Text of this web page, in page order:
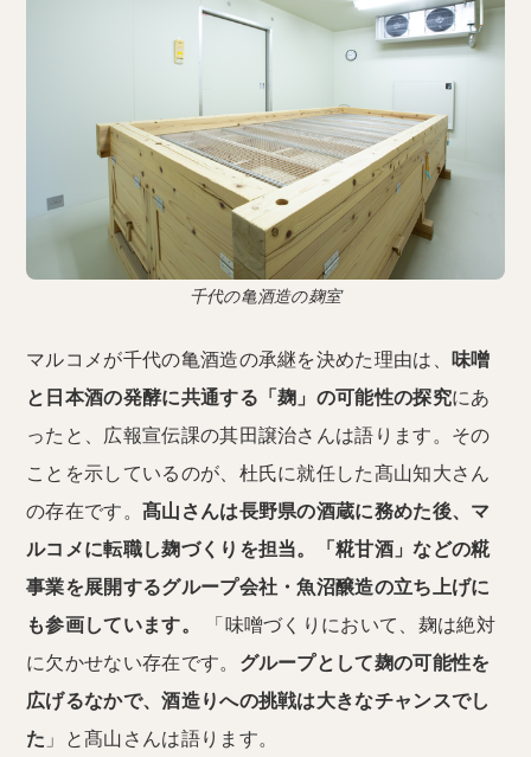
千代の亀酒造の麹室
マルコメが千代の亀酒造の承継を決めた理由は、味噌
と日本酒の発酵に共通する「麹」の可能性の探究にあ
ったと、広報宣伝課の其田譲治さんは語ります。その
ことを示しているのが、杜氏に就任した髙山知大さん
の存在です。 髙山さんは長野県の酒蔵に務めた後、マ
ルコメに転職し麹づくりを担当。「糀甘酒」などの糀
事業を展開するグループ会社・魚沼醸造の立ち上げに
も参画しています。
「味噌づくりにおいて、麹は絶対
に欠かせない存在です。 グループとして麹の可能性を
広げるなかで、酒造りへの挑戦は大きなチャンスでし
た 」と髙山さんは語ります。